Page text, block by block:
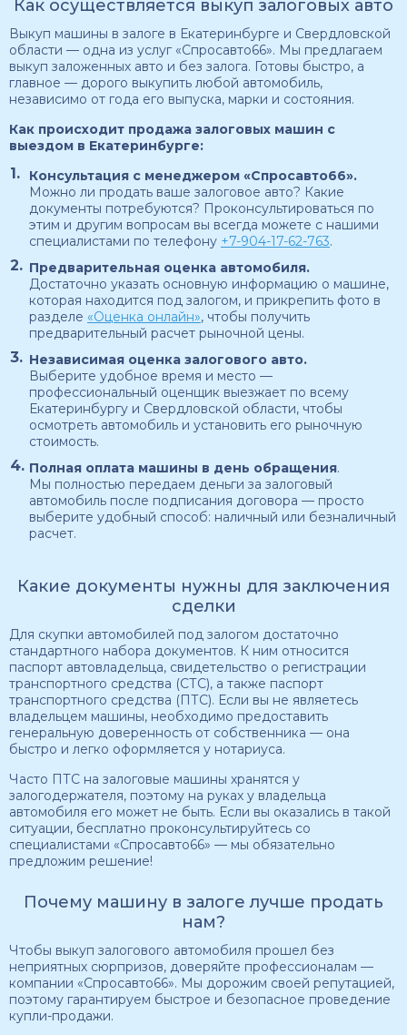
Как осуществляется выкуп залоговых авто
Выкуп машины в залоге в Екатеринбурге и Свердловской
области — одна из услуг «Спросавто66». Мы предлагаем
выкуп заложенных авто и без залога. Готовы быстро, а
главное — дорого выкупить любой автомобиль,
независимо от года его выпуска, марки и состояния.
Как происходит продажа залоговых машин с
выездом в Екатеринбурге:
Консультация с менеджером «Спросавто66».
Можно ли продать ваше залоговое авто? Какие
документы потребуются? Проконсультироваться по
этим и другим вопросам вы всегда можете с нашими
специалистами по телефону +7-904-17-62-763.
Предварительная оценка автомобиля.
Достаточно указать основную информацию о машине,
которая находится под залогом, и прикрепить фото в
разделе «Оценка онлайн», чтобы получить
предварительный расчет рыночной цены.
Независимая оценка залогового авто.
Выберите удобное время и место —
профессиональный оценщик выезжает по всему
Екатеринбургу и Свердловской области, чтобы
осмотреть автомобиль и установить его рыночную
стоимость.
Полная оплата машины в день обращения.
Мы полностью передаем деньги за залоговый
автомобиль после подписания договора — просто
выберите удобный способ: наличный или безналичный
расчет.
Какие документы нужны для заключения
сделки
Для скупки автомобилей под залогом достаточно
стандартного набора документов. К ним относится
паспорт автовладельца, свидетельство о регистрации
транспортного средства (СТС), а также паспорт
транспортного средства (ПТС). Если вы не являетесь
владельцем машины, необходимо предоставить
генеральную доверенность от собственника — она
быстро и легко оформляется у нотариуса.
Часто ПТС на залоговые машины хранятся у
залогодержателя, поэтому на руках у владельца
автомобиля его может не быть. Если вы оказались в такой
ситуации, бесплатно проконсультируйтесь со
специалистами «Спросавто66» — мы обязательно
предложим решение!
Почему машину в залоге лучше продать
нам?
Чтобы выкуп залогового автомобиля прошел без
неприятных сюрпризов, доверяйте профессионалам —
компании «Спросавто66». Мы дорожим своей репутацией,
поэтому гарантируем быстрое и безопасное проведение
купли-продажи.